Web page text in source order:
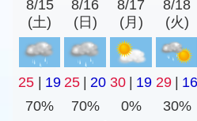
8/15
(土)
8/16
(日)
8/17
(月)
8/18
(火)
25 | 19 25 | 20 30 | 19 29 | 16
70%
70% 0% 30%